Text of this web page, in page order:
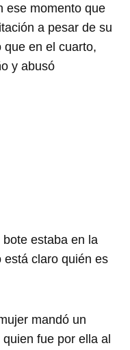
ese momento que
a pesar de su
que en el cuarto,
y abusó
estaba en la
está claro quién es
mandó un
fue por ella al